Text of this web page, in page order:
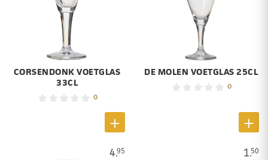
CORSENDONK VOETGLAS
33CL
0
DE MOLEN VOETGLAS 25CL
0
4.95 1.50